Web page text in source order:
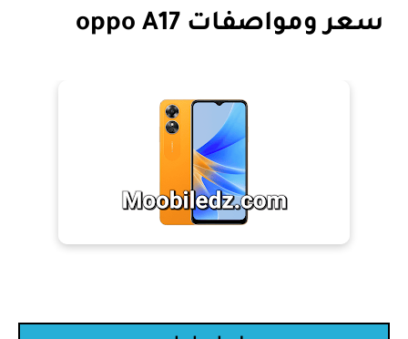
سعر ومواصفات oppo A17